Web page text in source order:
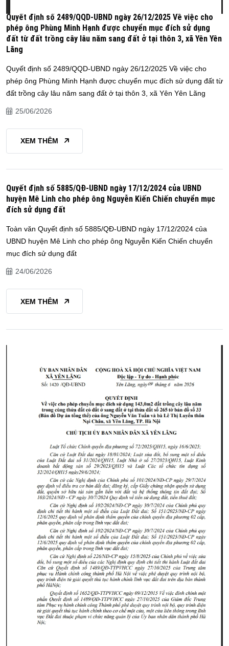
Quyết định số 2489/QQD-UBND ngày 26/12/2025 Về việc cho
phép ông Phùng Minh Hạnh được chuyển mục đích sử dụng
đất từ đất trồng cây lâu năm sang đất ở tại thôn 3, xã Yên Yên
Lãng
Quyết định số 2489/QQD-UBND ngày 26/12/2025 Về việc cho
phép ông Phùng Minh Hạnh được chuyển mục đích sử dụng đất từ
đất trồng cây lâu năm sang đất ở tại thôn 3, xã Yên Yên Lãng
25/06/2026
XEM THÊM
Quyết định số 5885/QĐ-UBND ngày 17/12/2024 của UBND
huyện Mê Linh cho phép ông Nguyễn Kiến Chiến chuyển mục
đích sử dụng đất
Toàn văn Quyết định số 5885/QĐ-UBND ngày 17/12/2024 của
UBND huyện Mê Linh cho phép ông Nguyễn Kiến Chiến chuyển
mục đích sử dụng đất
24/06/2026
XEM THÊM